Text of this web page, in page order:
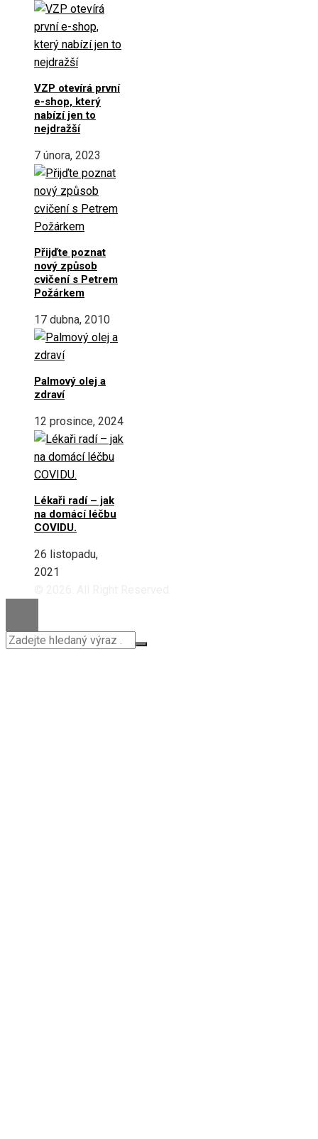
VZP otevírá první
e-shop, který
nabízí jen to
nejdražší
7 února, 2023
Přijďte poznat
nový způsob
cvičení s Petrem
Požárkem
17 dubna, 2010
Palmový olej a
zdraví
12 prosince, 2024
Lékaři radí – jak
na domácí léčbu
COVIDU.
26 listopadu,
2021